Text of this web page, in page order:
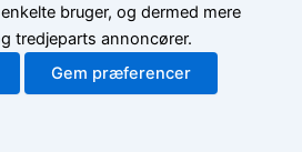
bruger, og dermed mere
tredjeparts annoncører.
Gem præferencer